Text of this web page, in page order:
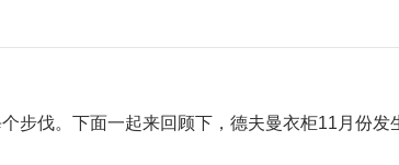
步伐。下面一起来回顾下，德夫曼衣柜11月份发